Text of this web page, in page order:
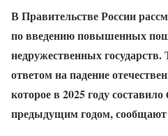
В Правительстве России
по введению повышенных
недружественных
ответом на падение
которое в 2025 году
предыдущим годом, сообщают